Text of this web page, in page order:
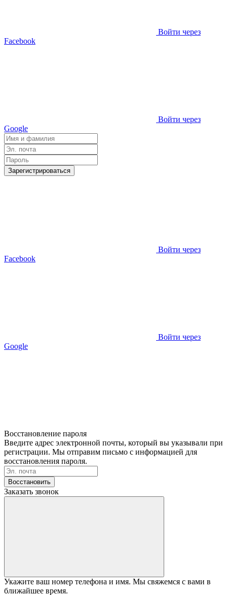
Войти через
Facebook
Войти через
Google
Зарегистрироваться
Войти через
Facebook
Войти через
Google
Восстановление пароля
Введите адрес электронной почты, который вы указывали при
регистрации. Мы отправим письмо с информацией для
восстановления пароля.
Восстановить
Заказать звонок
Укажите ваш номер телефона и имя. Мы свяжемся с вами в
ближайшее время.